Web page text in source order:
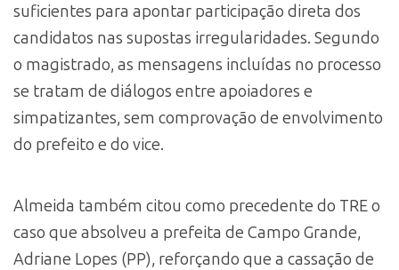
suficientes para apontar participação direta dos
candidatos nas supostas irregularidades. Segundo
o magistrado, as mensagens incluídas no processo
se tratam de diálogos entre apoiadores e
simpatizantes, sem comprovação de envolvimento
do prefeito e do vice.
Almeida também citou como precedente do TRE o
caso que absolveu a prefeita de Campo Grande,
Adriane Lopes (PP), reforçando que a cassação de